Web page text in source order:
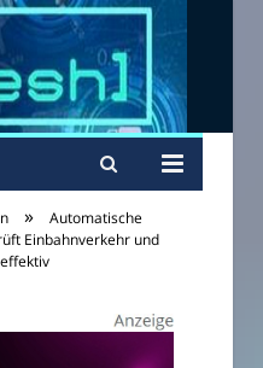
»
Automatische
Einbahnverkehr und